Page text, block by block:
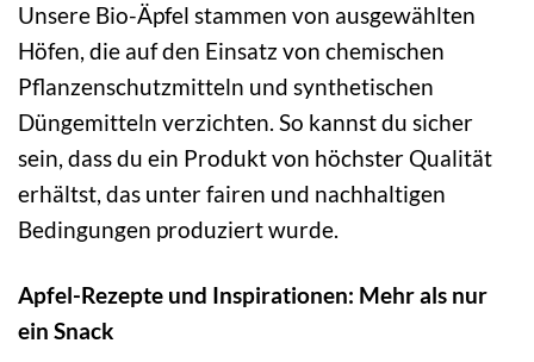
Unsere Bio-Äpfel stammen von ausgewählten
Höfen, die auf den Einsatz von chemischen
Pflanzenschutzmitteln und synthetischen
Düngemitteln verzichten. So kannst du sicher
sein, dass du ein Produkt von höchster Qualität
erhältst, das unter fairen und nachhaltigen
Bedingungen produziert wurde.
Apfel-Rezepte und Inspirationen: Mehr als nur
ein Snack